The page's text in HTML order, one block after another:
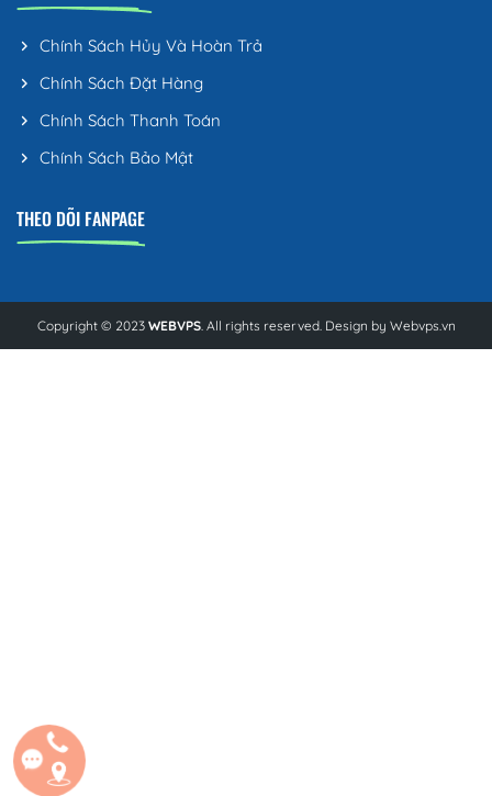
Chính Sách Hủy Và Hoàn Trả
Chính Sách Đặt Hàng
Chính Sách Thanh Toán
Chính Sách Bảo Mật
THEO DÕI FANPAGE
Copyright © 2023 WEBVPS. All rights reserved. Design by Webvps.vn